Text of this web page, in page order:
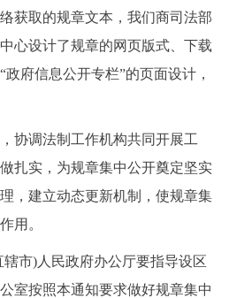
한국어 日本語
FRANÇAIS РУССКИЙ ЯЗЫК
获取的规章文本，我们商司法部
心设计了规章的网页版式、下载
府信息公开专栏”的页面设计，
调法制工作机构共同开展工
扎实，为规章集中公开奠定坚实
，建立动态更新机制，使规章集
用。
市)人民政府办公厅要指导设区
室按照本通知要求做好规章集中